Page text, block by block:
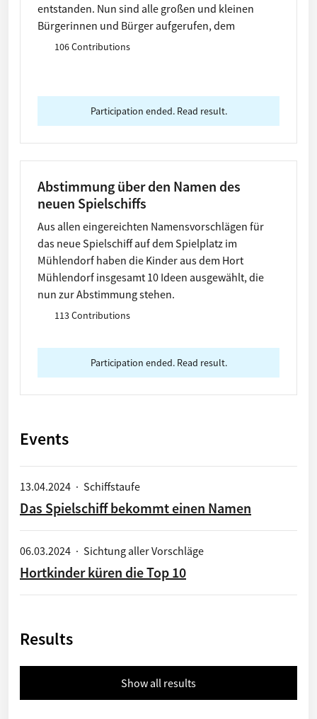
entstanden. Nun sind alle großen und kleinen
Bürgerinnen und Bürger aufgerufen, dem
Spielschiff einen Namen zu geben. Wir freuen uns
uns mit interessanten Ideen und Vorschlägen.
106 Contributions
Participation ended. Read result.
Abstimmung über den Namen des
neuen Spielschiffs
Aus allen eingereichten Namensvorschlägen für
das neue Spielschiff auf dem Spielplatz im
Mühlendorf haben die Kinder aus dem Hort
Mühlendorf insgesamt 10 Ideen ausgewählt, die
nun zur Abstimmung stehen.
113 Contributions
Participation ended. Read result.
Events
13.04.2024 · Schiffstaufe
Das Spielschiff bekommt einen Namen
06.03.2024 · Sichtung aller Vorschläge
Hortkinder küren die Top 10
Results
Show all results